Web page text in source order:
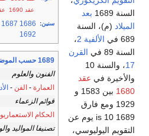
عقد 1690
عقد
سنين:
1686
1687
1692
1689 حسب الموضوع
الفنون والعلوم
العمارة - الفن -
قوائم الزعماء
الحكام
تصنيفا المواليد
السنة 1689
بعد
الميلاد (م)، السنة
689 في
الألفية 2
،
السنة 89 في
القرن
17
، والسنة 10
والأخيرة في عقد
1680
بين 1583 و
1929 ومع فارق
1689 is 10 يوم عن
التقويم اليوليوسي،